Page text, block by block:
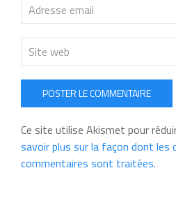
POSTER LE COMMENTAIRE
Ce site utilise Akismet pour
savoir plus sur la façon dont les
commentaires sont traitées.